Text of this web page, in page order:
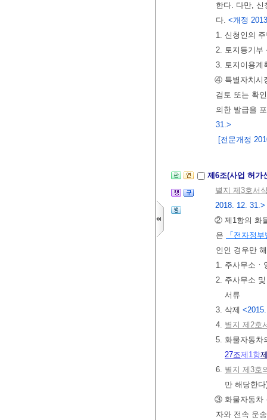
한다. 다만, 신
다. <개정
1. 신청인의
2. 토지등기부
3. 토지이용계
④ 특별자치시
검토 또는 확
의한 발급을
31.>
[전문개정
제6조(사업 허가
별지 제3호서
2018. 12. 31.>
② 제1항의 화
은
「전자정
인인 경우만
1. 주사무소ㆍ
2. 주사무소
서류
3. 삭제
4. 별지 제2호
5. 화물자동차
27조제1항
6. 별지 제3호
만 해당한다
③ 화물자동차
자와 전속 운